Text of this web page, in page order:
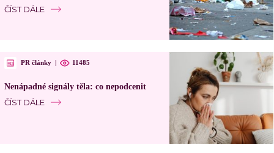
ČÍST DÁLE
PR články 11485
Nenápadné signály těla: co nepodcenit
ČÍST DÁLE